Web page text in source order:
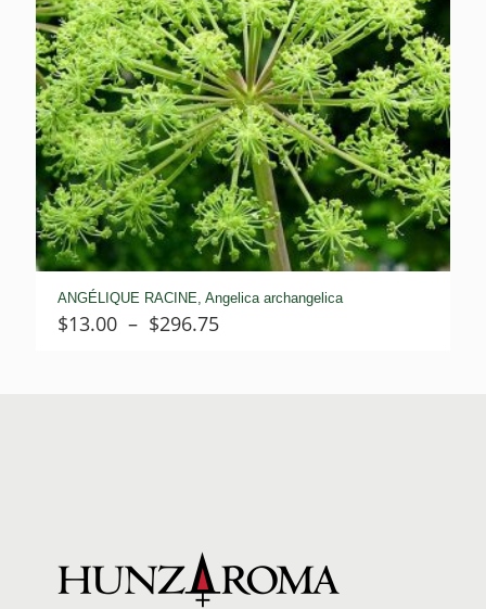
ANGÉLIQUE RACINE, Angelica archangelica
$13.00 – $296.75Plage